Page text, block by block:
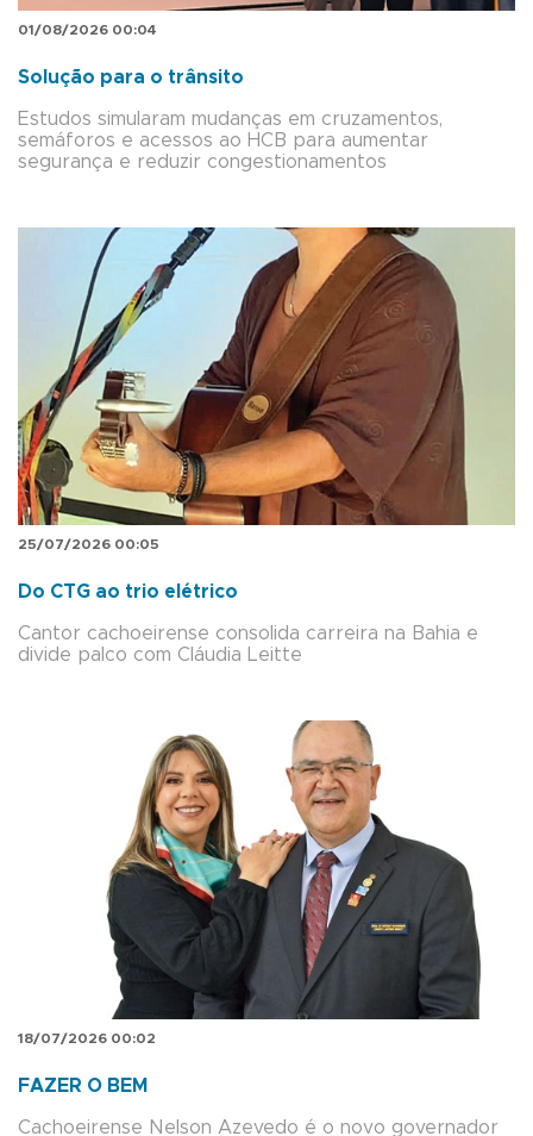
01/08/2026 00:04
Solução para o trânsito
Estudos simularam mudanças em cruzamentos,
semáforos e acessos ao HCB para aumentar
segurança e reduzir congestionamentos
25/07/2026 00:05
Do CTG ao trio elétrico
Cantor cachoeirense consolida carreira na Bahia e
divide palco com Cláudia Leitte
18/07/2026 00:02
FAZER O BEM
Cachoeirense Nelson Azevedo é o novo governador